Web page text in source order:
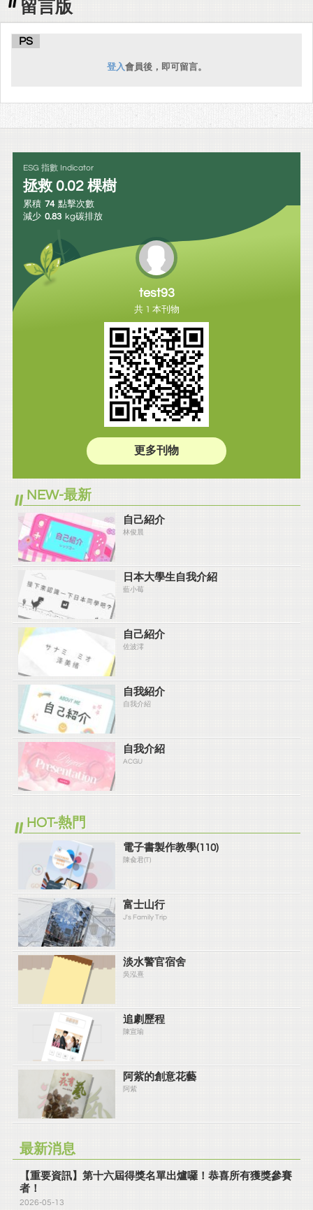
留言版
PS
登入會員後，即可留言。
ESG 指數 Indicator
拯救 0.02 棵樹
累積 74 點擊次數
減少 0.83 kg碳排放
test93
共 1 本刊物
更多刊物
NEW-最新
自己紹介
林俊晨
日本大學生自我介紹
藍小莓
自己紹介
佐波澪
自我紹介
自我介紹
自我介紹
ACGU
HOT-熱門
電子書製作教學(110)
陳兪君(T)
富士山行
J's Family Trip
淡水警官宿舍
吳泓熹
追劇歷程
陳宣瑜
阿紫的創意花藝
阿紫
最新消息
【重要資訊】第十六屆得獎名單出爐囉！恭喜所有獲獎參賽
者！
2026-05-13